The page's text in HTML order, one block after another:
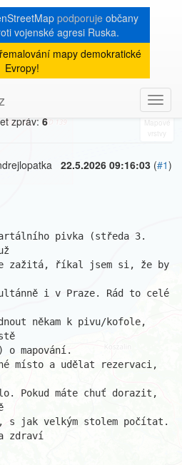
podporujeobčany
vojenské agresi Ruska.
mapy demokratické
Evropy!
měsíce
Praha
zpráv: 6
22.5.2026 09:16:03 (#1)
pivka (středa 3.
zažitá, říkal jsem si, že by
i v Praze. Rád to celé
někam k pivu/kofole,
mapování.
místo a udělat rezervaci,
Pokud máte chuť dorazit,
jak velkým stolem počítat.
zdraví